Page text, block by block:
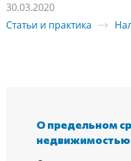
30.03.2020
Статьи и практика
О предельном
недвижимостью